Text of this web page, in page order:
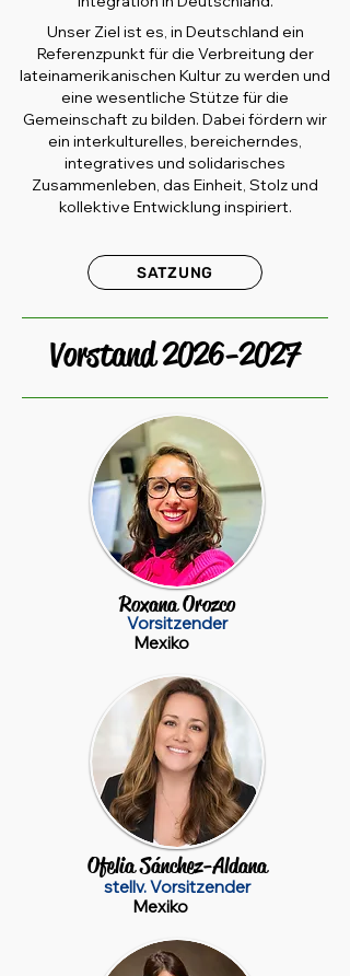
Unser Ziel ist es, in Deutschland ein
Referenzpunkt für die Verbreitung der
lateinamerikanischen Kultur zu werden und
eine wesentliche Stütze für die
Gemeinschaft zu bilden. Dabei fördern wir
ein interkulturelles, bereicherndes,
integratives und solidarisches
Zusammenleben, das Einheit, Stolz und
kollektive Entwicklung inspiriert.
SATZUNG
Vorstand2026-2027
Roxana Orozco
Vorsitzender
Mexiko
Ofelia Sánchez-Aldana
stellv. Vorsitzender
Mexiko